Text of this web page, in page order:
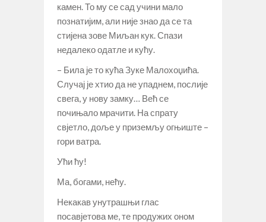
камен. То му се сад учини мало
познатијим, али није знао да се та
стијена зове Миљан кук. Спази
недалеко одатле и кућу.
– Била је то кућа Зуке Малохоџића.
Случај је хтио да не упаднем, послије
свега, у нову замку… Већ се
почињало мрачити. На спрату
свјетло, доље у приземљу огњиште –
гори ватра.
Ући ћу!
Ма, богами, нећу.
Некакав унутрашњи глас
посавјетова ме, те продужих оном